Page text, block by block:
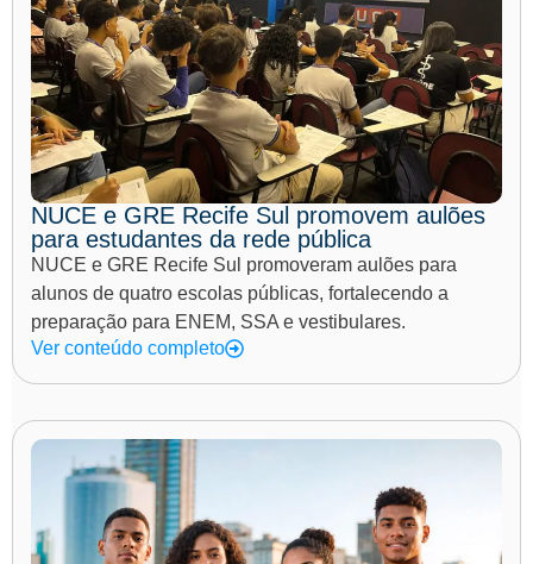
NUCE e GRE Recife Sul promovem aulões
para estudantes da rede pública
NUCE e GRE Recife Sul promoveram aulões para
alunos de quatro escolas públicas, fortalecendo a
preparação para ENEM, SSA e vestibulares.
Ver conteúdo completo